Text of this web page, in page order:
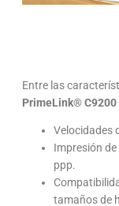
Entre las
PrimeLink® C9200
Velocidades
Impresión
ppp.
tamaños de